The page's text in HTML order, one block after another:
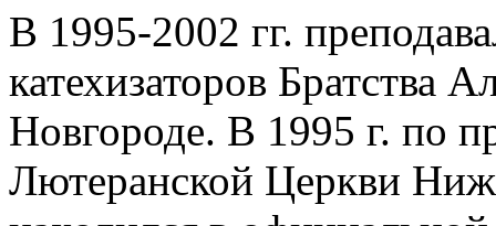
В 1995-2002 гг.
катехизаторов Братства
Новгороде. В 1995 г. по
Лютеранской Церкви